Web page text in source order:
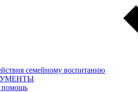
семейному воспитанию
помощь